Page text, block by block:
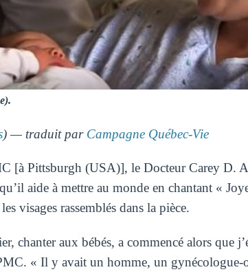
) — traduit par Campagne Québec-Vie
[à Pittsburgh (USA)], le Docteur Carey D.
aide à mettre au monde en chantant «
visages rassemblés dans la pièce.
chanter aux bébés, a commencé alors que
« Il y avait un homme, un gynécologue-